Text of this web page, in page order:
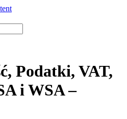
Podatki, VAT,
i WSA –